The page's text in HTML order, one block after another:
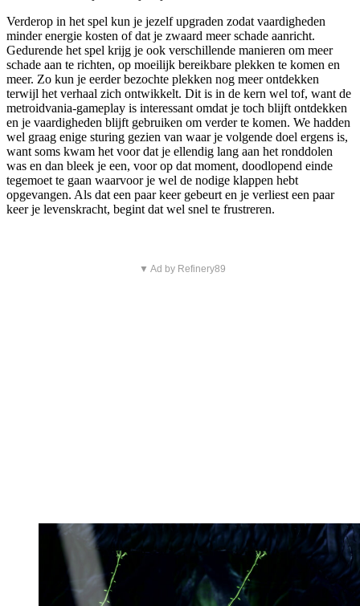
Verderop in het spel kun je jezelf upgraden zodat vaardigheden
minder energie kosten of dat je zwaard meer schade aanricht.
Gedurende het spel krijg je ook verschillende manieren om meer
schade aan te richten, op moeilijk bereikbare plekken te komen en
meer. Zo kun je eerder bezochte plekken nog meer ontdekken
terwijl het verhaal zich ontwikkelt. Dit is in de kern wel tof, want de
metroidvania-gameplay is interessant omdat je toch blijft ontdekken
en je vaardigheden blijft gebruiken om verder te komen. We hadden
wel graag enige sturing gezien van waar je volgende doel ergens is,
want soms kwam het voor dat je ellendig lang aan het ronddolen
was en dan bleek je een, voor op dat moment, doodlopend einde
tegemoet te gaan waarvoor je wel de nodige klappen hebt
opgevangen. Als dat een paar keer gebeurt en je verliest een paar
keer je levenskracht, begint dat wel snel te frustreren.
▼ Ad by Refinery89